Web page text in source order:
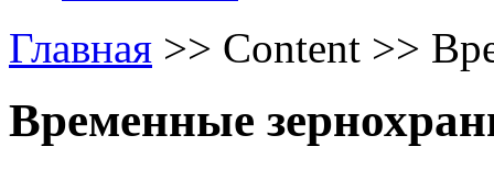
Главная >> Content >>
Временные